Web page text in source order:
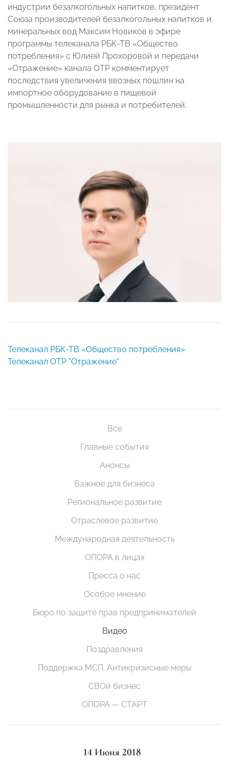
индустрии безалкогольных напитков, президент
Союза производителей безалкогольных напитков и
минеральных вод Максим Новиков в эфире
программы телеканала РБК-ТВ «Общество
потребления» с Юлией Прохоровой и передачи
«Отражение» канала ОТР комментирует
последствия увеличения ввозных пошлин на
импортное оборудование в пищевой
промышленности для рынка и потребителей.
Телеканал РБК-ТВ «Общество потребления»
Телеканал ОТР "Отражение"
Все
Главные события
Анонсы
Важное для бизнеса
Региональное развитие
Отраслевое развитие
Международная деятельность
ОПОРА в лицах
Пресса о нас
Особое мнение
Бюро по защите прав предпринимателей
Видео
Поздравления
Поддержка МСП. Антикризисные меры
СВОй бизнес
ОПОРА — СТАРТ
14 Июня 2018